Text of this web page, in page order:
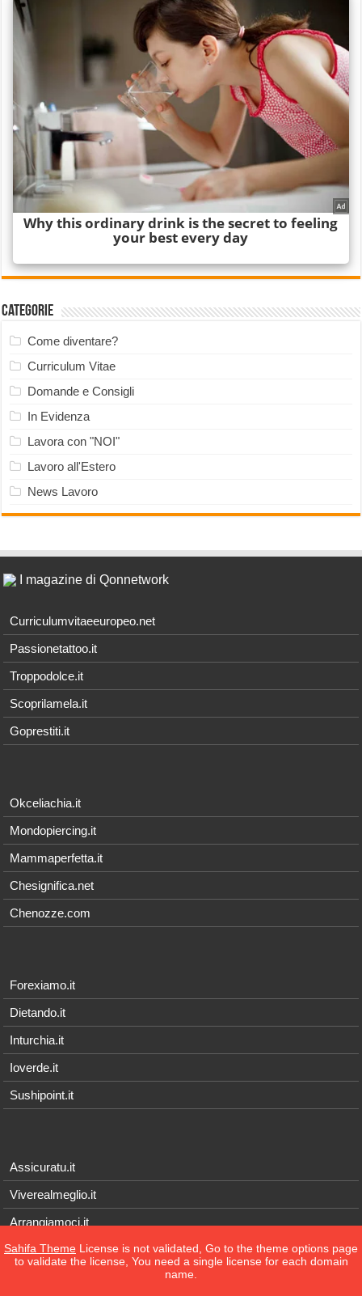
Categorie
Come diventare?
Curriculum Vitae
Domande e Consigli
In Evidenza
Lavora con "NOI"
Lavoro all'Estero
News Lavoro
I magazine di Qonnetwork
Curriculumvitaeeuropeo.net
Passionetattoo.it
Troppodolce.it
Scoprilamela.it
Goprestiti.it
Okceliachia.it
Mondopiercing.it
Mammaperfetta.it
Chesignifica.net
Chenozze.com
Forexiamo.it
Dietando.it
Inturchia.it
Ioverde.it
Sushipoint.it
Assicuratu.it
Viverealmeglio.it
Arrangiamoci.it
Tecnichef.it
Sahifa Theme License is not validated, Go to the theme options page
to validate the license, You need a single license for each domain
name.